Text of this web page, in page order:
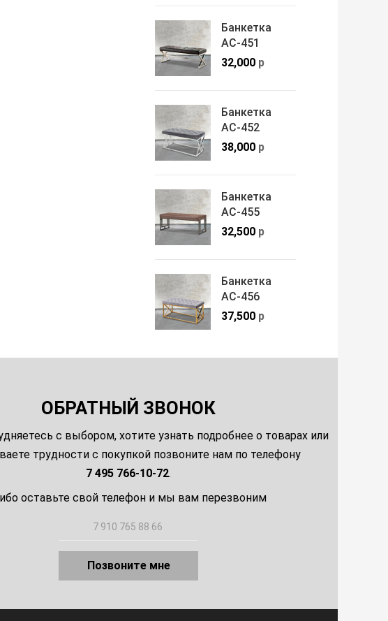
Банкетка
АС-451
32,000р
Банкетка
АС-452
38,000р
Банкетка
АС-455
32,500р
Банкетка
АС-456
37,500р
ОБРАТНЫЙ ЗВОНОК
с выбором, хотите узнать подробнее о товарах или
трудности с покупкой позвоните нам по телефону
7 495 766-10-72.
оставьте свой телефон и мы вам перезвоним
Позвоните мне